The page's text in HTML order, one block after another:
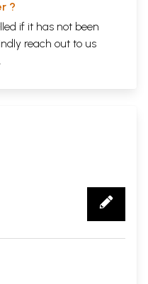
?
if it has not been
reach out to us
.